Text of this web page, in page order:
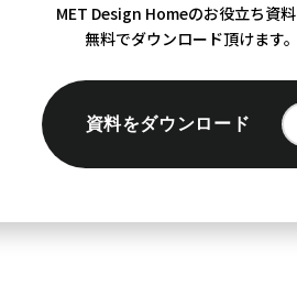
MET Design Homeのお役立ち資
無料でダウンロード頂けます
資料をダウンロード